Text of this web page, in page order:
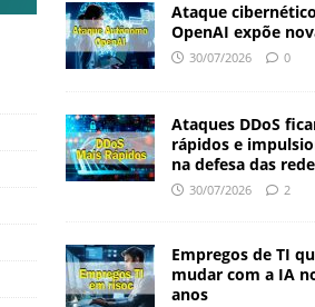
Ataque
OpenAI expõe
30/07/2026 0
Ataques DDoS
rápidos e
na defesa das
30/07/2026 2
Empregos de TI
mudar com a IA
anos